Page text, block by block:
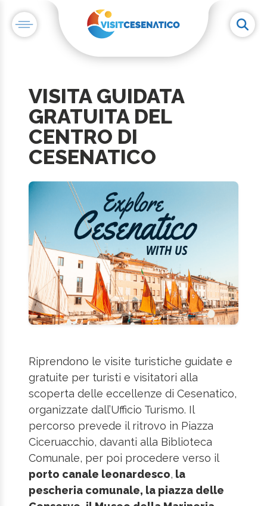
VISITA GUIDATA
GRATUITA DEL
CENTRO DI
CESENATICO
Riprendono le visite turistiche guidate e
gratuite per turisti e visitatori alla
scoperta delle eccellenze di Cesenatico,
organizzate dall’Ufficio Turismo. Il
percorso prevede il ritrovo in Piazza
Ciceruacchio, davanti alla Biblioteca
Comunale, per poi procedere verso il
porto canale leonardesco, la
pescheria comunale, la piazza delle